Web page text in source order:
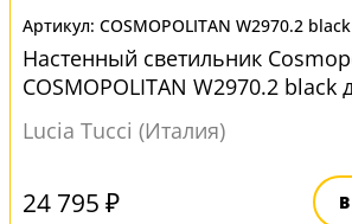
COSMOPOLITAN W2970.2 black
Настенный светильник
COSMOPOLITAN W2970.2 black
Lucia Tucci (Италия)
24 795 ₽